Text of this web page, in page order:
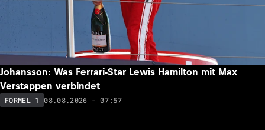
Johansson: Was Ferrari-Star Lewis Hamilton mit Max
Verstappen verbindet
FORMEL 1 08.08.2026 - 07:57